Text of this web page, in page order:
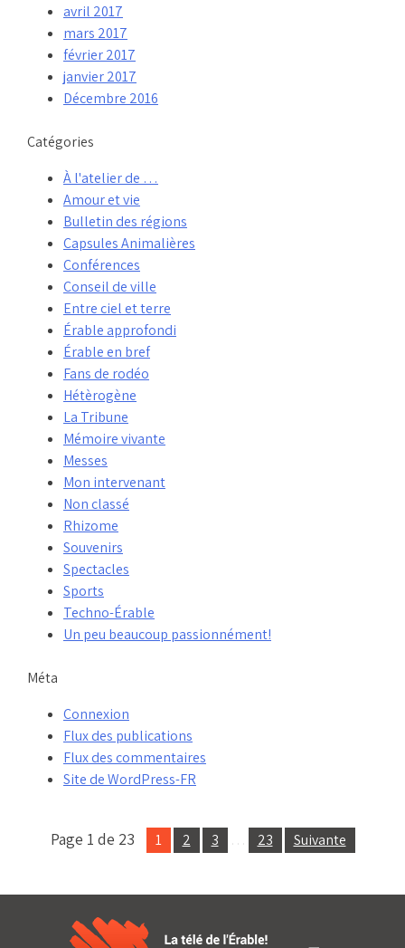
avril 2017
mars 2017
février 2017
janvier 2017
Décembre 2016
Catégories
À l'atelier de …
Amour et vie
Bulletin des régions
Capsules Animalières
Conférences
Conseil de ville
Entre ciel et terre
Érable approfondi
Érable en bref
Fans de rodéo
Hétèrogène
La Tribune
Mémoire vivante
Messes
Mon intervenant
Non classé
Rhizome
Souvenirs
Spectacles
Sports
Techno-Érable
Un peu beaucoup passionnément!
Méta
Connexion
Flux des publications
Flux des commentaires
Site de WordPress-FR
Page 1 de 23 1 2 3 … 23 Suivante